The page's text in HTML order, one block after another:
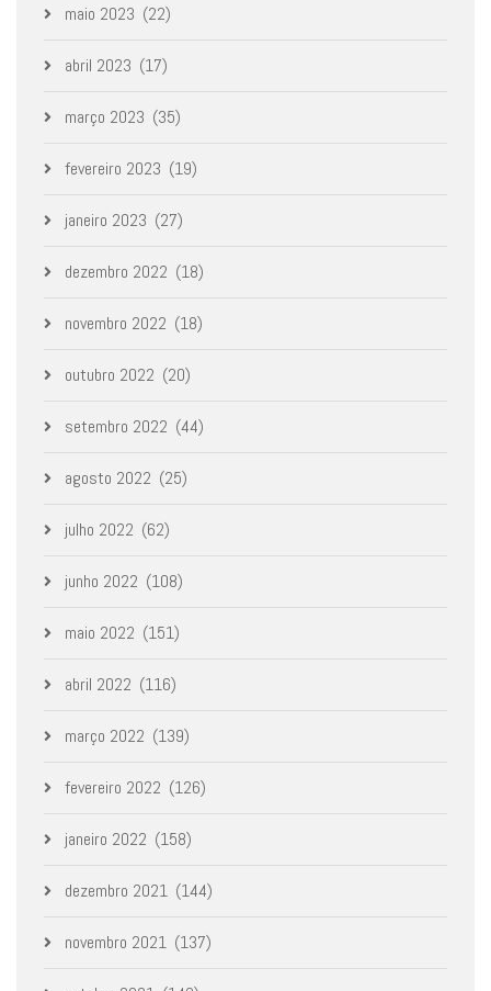
maio 2023 (22)
abril 2023 (17)
março 2023 (35)
fevereiro 2023 (19)
janeiro 2023 (27)
dezembro 2022 (18)
novembro 2022 (18)
outubro 2022 (20)
setembro 2022 (44)
agosto 2022 (25)
julho 2022 (62)
junho 2022 (108)
maio 2022 (151)
abril 2022 (116)
março 2022 (139)
fevereiro 2022 (126)
janeiro 2022 (158)
dezembro 2021 (144)
novembro 2021 (137)